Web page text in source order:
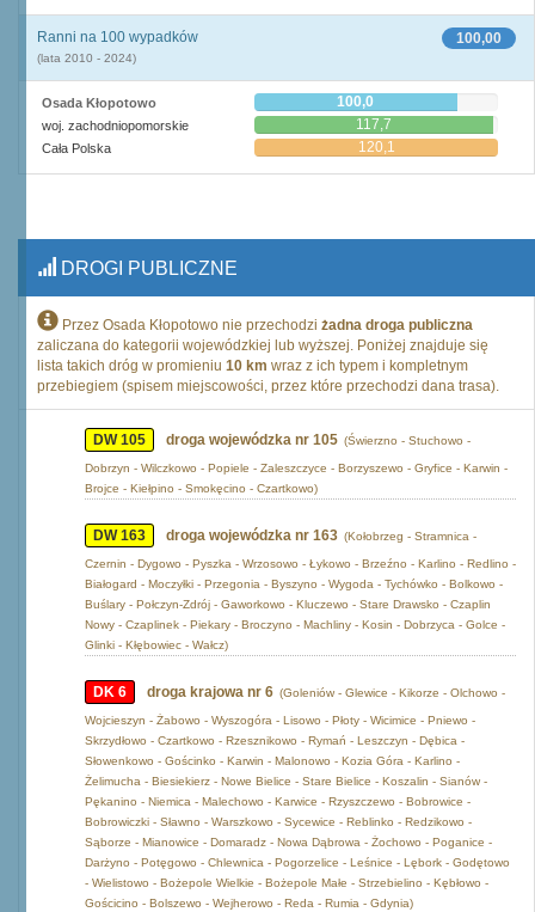
100,00
Ranni na 100 wypadków
(lata 2010 - 2024)
Osada Kłopotowo 100,0
woj. zachodniopomorskie 117,7
Cała Polska 120,1
DROGI PUBLICZNE
Przez Osada Kłopotowo nie przechodzi żadna droga publiczna
zaliczana do kategorii wojewódzkiej lub wyższej. Poniżej znajduje się
lista takich dróg w promieniu 10 km wraz z ich typem i kompletnym
przebiegiem (spisem miejscowości, przez które przechodzi dana trasa).
DW 105 droga wojewódzka nr 105 (Świerzno - Stuchowo -
Dobrzyn - Wilczkowo - Popiele - Zaleszczyce - Borzyszewo - Gryfice - Karwin -
Brojce - Kiełpino - Smokęcino - Czartkowo)
DW 163 droga wojewódzka nr 163 (Kołobrzeg - Stramnica -
Czernin - Dygowo - Pyszka - Wrzosowo - Łykowo - Brzeźno - Karlino - Redlino -
Białogard - Moczyłki - Przegonia - Byszyno - Wygoda - Tychówko - Bolkowo -
Buślary - Połczyn-Zdrój - Gaworkowo - Kluczewo - Stare Drawsko - Czaplin
Nowy - Czaplinek - Piekary - Broczyno - Machliny - Kosin - Dobrzyca - Golce -
Glinki - Kłębowiec - Wałcz)
DK 6 droga krajowa nr 6 (Goleniów - Glewice - Kikorze - Olchowo -
Wojcieszyn - Żabowo - Wyszogóra - Lisowo - Płoty - Wicimice - Pniewo -
Skrzydłowo - Czartkowo - Rzesznikowo - Rymań - Leszczyn - Dębica -
Słowenkowo - Gościnko - Karwin - Malonowo - Kozia Góra - Karlino -
Żelimucha - Biesiekierz - Nowe Bielice - Stare Bielice - Koszalin - Sianów -
Pękanino - Niemica - Malechowo - Karwice - Rzyszczewo - Bobrowice -
Bobrowiczki - Sławno - Warszkowo - Sycewice - Reblinko - Redzikowo -
Sąborze - Mianowice - Domaradz - Nowa Dąbrowa - Żochowo - Poganice -
Darżyno - Potęgowo - Chlewnica - Pogorzelice - Leśnice - Lębork - Godętowo
- Wielistowo - Bożepole Wielkie - Bożepole Małe - Strzebielino - Kębłowo -
Gościcino - Bolszewo - Wejherowo - Reda - Rumia - Gdynia)